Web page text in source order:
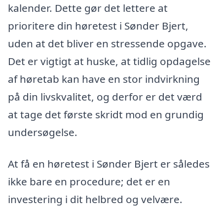
kalender. Dette gør det lettere at
prioritere din høretest i Sønder Bjert,
uden at det bliver en stressende opgave.
Det er vigtigt at huske, at tidlig opdagelse
af høretab kan have en stor indvirkning
på din livskvalitet, og derfor er det værd
at tage det første skridt mod en grundig
undersøgelse.
At få en høretest i Sønder Bjert er således
ikke bare en procedure; det er en
investering i dit helbred og velvære.